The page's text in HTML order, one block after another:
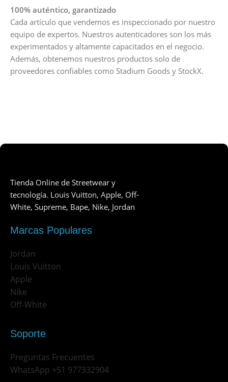
100% auténtico, garantizado
Cada artículo que vendemos es inspeccionado por nuestro
equipo de expertos. Nuestros autenticadores son los más
experimentados y altamente capacitados en el negocio.
Además, obtenemos nuestros productos solo de
proveedores confiables como Stadium Goods y StockX.
Tienda Online de Streetwear y
tecnología. Louis Vuitton, Apple, Off-
White, Supreme, Bape, Nike, Jordan
Marcas Populares
Jordan
Louis Vuitton
Apple
Nike
Off-White
Soporte
Preguntas Frecuentes
WhatsApp +51 977332904